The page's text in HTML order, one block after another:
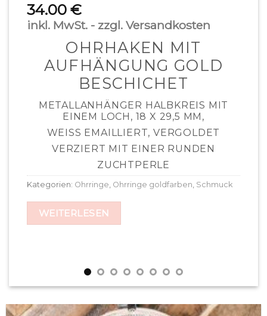
34.00 €
inkl. MwSt. - zzgl. Versandkosten
OHRHAKEN MIT
AUFHÄNGUNG GOLD
BESCHICHET
METALLANHÄNGER HALBKREIS MIT
EINEM LOCH, 18 X 29,5 MM,
WEISS EMAILLIERT, VERGOLDET
VERZIERT MIT EINER RUNDEN
ZUCHTPERLE
Kategorien: Ohrringe, Ohrringe goldfarben, Schmuck
WEITERLESEN